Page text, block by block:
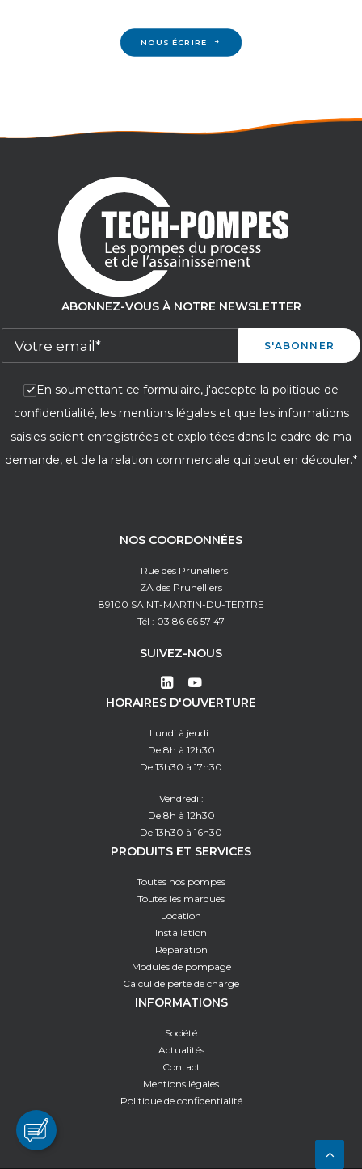
NOUS ÉCRIRE
ABONNEZ-VOUS À NOTRE NEWSLETTER
En soumettant ce formulaire, j'accepte la politique de
confidentialité, les mentions légales et que les informations
saisies soient enregistrées et exploitées dans le cadre de ma
demande, et de la relation commerciale qui peut en découler.*
NOS COORDONNÉES
1 Rue des Prunelliers
ZA des Prunelliers
89100 SAINT-MARTIN-DU-TERTRE
Tél : 03 86 66 57 47
SUIVEZ-NOUS
HORAIRES D'OUVERTURE
Lundi à jeudi :
De 8h à 12h30
De 13h30 à 17h30
Vendredi :
De 8h à 12h30
De 13h30 à 16h30
PRODUITS ET SERVICES
Toutes nos pompes
Toutes les marques
Location
Installation
Réparation
Modules de pompage
Calcul de perte de charge
INFORMATIONS
Société
Actualités
Contact
Mentions légales
Politique de confidentialité